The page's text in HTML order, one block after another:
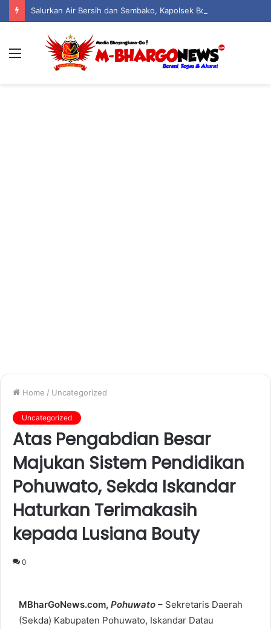
Home / Uncategorized
Uncategorized
Atas Pengabdian Besar
Majukan Sistem Pendidikan
Pohuwato, Sekda Iskandar
Haturkan Terimakasih
kepada Lusiana Bouty
0
MBharGoNews.com, Pohuwato – Sekretaris Daerah
(Sekda) Kabupaten Pohuwato, Iskandar Datau